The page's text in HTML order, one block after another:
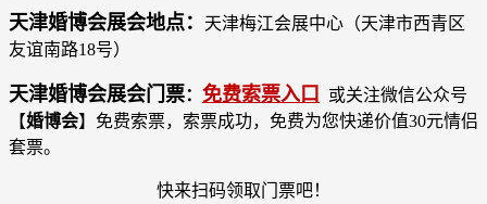
天津婚博会展会地点：
天津梅江会展中心（天津市西青区
友谊南路18号）
天津婚博会展会门票： 免费索票入口
或关注微信公众号
【婚博会】免费索票，索票成功，免费为您快递价值30元情侣
套票。
快来扫码领取门票吧！